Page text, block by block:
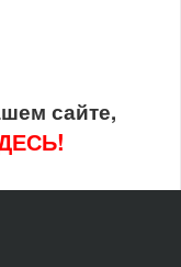
сайте,